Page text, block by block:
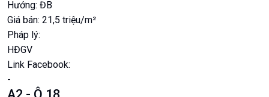
Hướng: ĐB
Giá bán: 21,5 triệu/m²
Pháp lý:
HĐGV
Link Facebook:
-